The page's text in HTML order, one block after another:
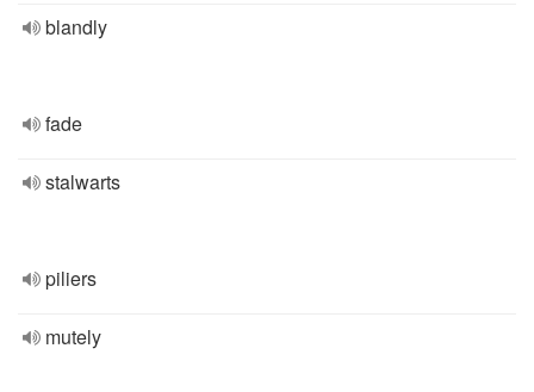
blandly
fade
stalwarts
piliers
mutely